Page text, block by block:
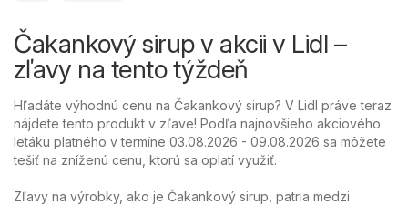
Čakankový sirup v akcii v Lidl –
zľavy na tento týždeň
Hľadáte výhodnú cenu na Čakankový sirup? V Lidl práve teraz
nájdete tento produkt v zľave! Podľa najnovšieho akciového
letáku platného v termíne 03.08.2026 - 09.08.2026 sa môžete
tešiť na zníženú cenu, ktorú sa oplatí využiť.
Zľavy na výrobky, ako je Čakankový sirup, patria medzi